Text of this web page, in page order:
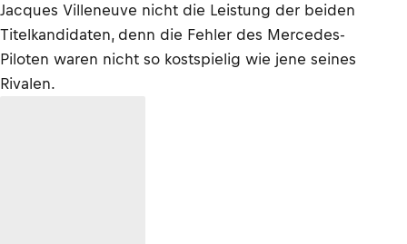
Jacques Villeneuve nicht die Leistung der beiden
Titelkandidaten, denn die Fehler des Mercedes-
Piloten waren nicht so kostspielig wie jene seines
Rivalen.